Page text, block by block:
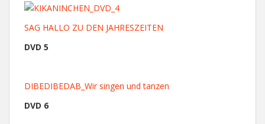
SAG HALLO ZU DEN JAHRESZEITEN
DVD 5
DIBEDIBEDAB_Wir singen und tanzen
DVD 6